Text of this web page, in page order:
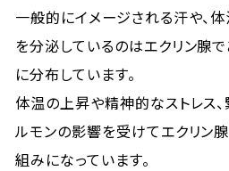
一般的にイメージされる汗や、
を分泌しているのはエクリン腺
に分布しています。
体温の上昇や精神的なストレス
ルモンの影響を受けてエクリン
組みになっています。